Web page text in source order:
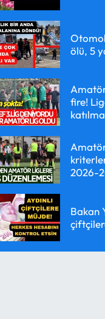
ölü, 5
fire!
2026-
Bakan